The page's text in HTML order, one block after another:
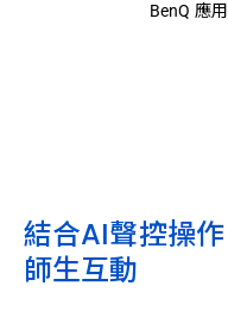
BenQ 應
結合AI聲控操
師生互動